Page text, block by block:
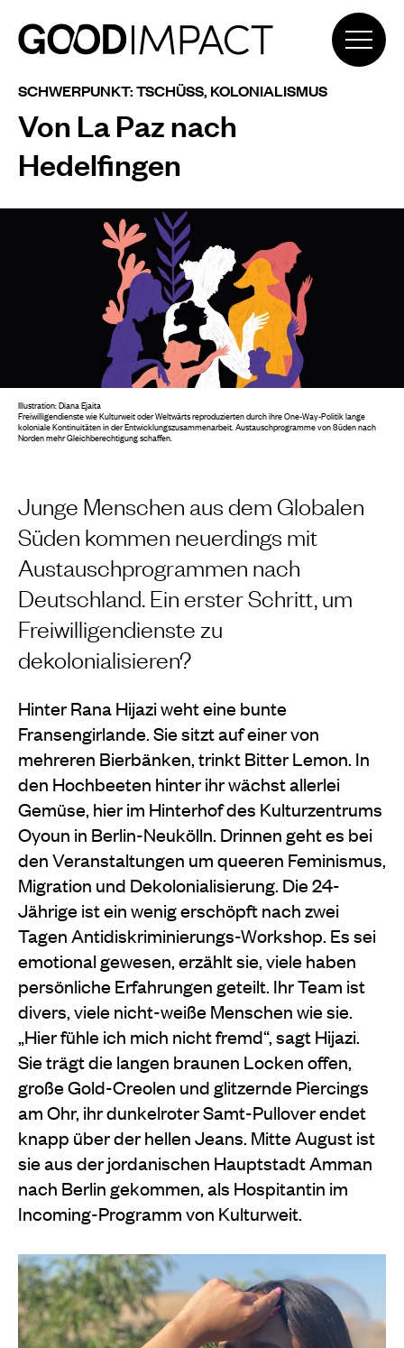
SCHWERPUNKT: TSCHÜSS, KOLONIALISMUS
Von La Paz nach
Hedelfingen
Junge Menschen aus dem Globalen
Süden kommen neuerdings mit
Austauschprogrammen nach
Deutschland. Ein erster Schritt, um
Freiwilligendienste zu
dekolonialisieren?
Hinter Rana Hijazi weht eine bunte
Fransengirlande. Sie sitzt auf einer von
mehreren Bierbänken, trinkt Bitter Lemon. In
den Hochbeeten hinter ihr wächst allerlei
Gemüse, hier im Hinterhof des Kulturzentrums
Oyoun in Berlin-Neukölln. Drinnen geht es bei
den Veranstaltungen um queeren Feminismus,
Migration und Dekolonialisierung. Die 24-
Jährige ist ein wenig erschöpft nach zwei
Tagen Antidiskriminierungs-Workshop. Es sei
emotional gewesen, erzählt sie, viele haben
persönliche Erfahrungen geteilt. Ihr Team ist
divers, viele nicht-weiße Menschen wie sie.
„Hier fühle ich mich nicht fremd“, sagt Hijazi.
Sie trägt die langen braunen Locken offen,
große Gold-Creolen und glitzernde Piercings
am Ohr, ihr dunkelroter Samt-Pullover endet
knapp über der hellen Jeans. Mitte August ist
sie aus der jordanischen Hauptstadt Amman
nach Berlin gekommen, als Hospitantin im
Incoming-Programm von Kulturweit.
Illustration:Diana Ejaita
Freiwilligendienste wie Kulturweit oder Weltwärts reproduzierten durch ihre One-Way-Politik lange
koloniale Kontinuitäten in der Entwicklungszusammenarbeit. Austauschprogramme von Süden nach
Norden mehr Gleichberechtigung schaffen.